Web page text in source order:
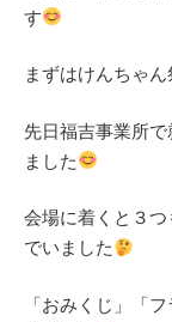
す
まずはけんちゃん
先日福吉事業所
ました
会場に着くと３
でいました
「おみくじ」「